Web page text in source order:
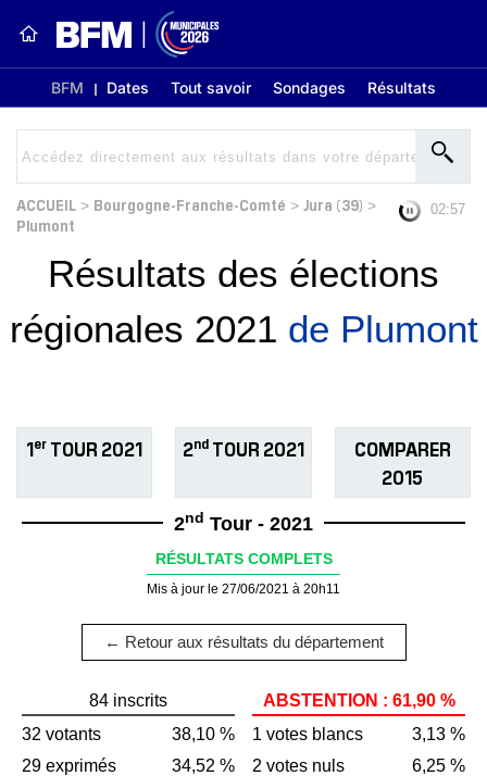
BFM Dates Tout savoir Sondages Résultats
ACCUEIL > Bourgogne-Franche-Comté > Jura (39) >
Plumont
02:56
Résultats des élections
régionales 2021 de Plumont
1er TOUR 2021 2ndTOUR 2021
COMPARER
2015
2nd Tour - 2021
RÉSULTATS COMPLETS
Mis à jour le 27/06/2021 à 20h11
← Retour aux résultats du département
84 inscrits
32 votants
38,10 %
29 exprimés
34,52 %
ABSTENTION : 61,90 %
1 votes blancs
3,13 %
2 votes nuls
6,25 %